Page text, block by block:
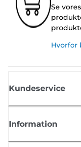
Se
Hvorfor
Kundeservice
Information